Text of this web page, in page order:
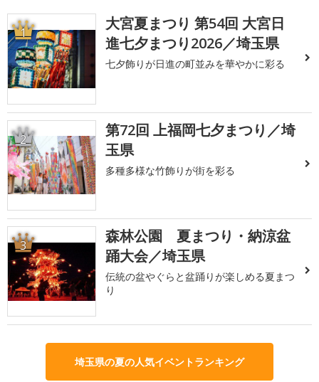
1
大宮夏まつり 第54回 大宮日
進七夕まつり2026／埼玉県
七夕飾りが日進の町並みを華やかに彩る
2
第72回 上福岡七夕まつり／埼
玉県
多種多様な竹飾りが街を彩る
3
森林公園 夏まつり・納涼盆
踊大会／埼玉県
伝統の盆やぐらと盆踊りが楽しめる夏まつ
り
埼玉県の夏の人気イベントランキング